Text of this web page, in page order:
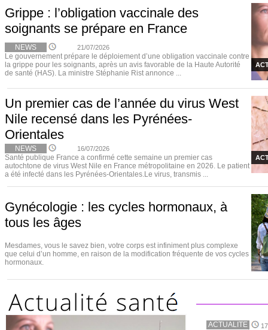
Grippe : l’obligation vaccinale des
soignants se prépare en France
NEWS 21/07/2026
Le gouvernement prépare le déploiement d’une obligation vaccinale contre
la grippe pour les soignants, après un avis favorable de la Haute Autorité
de santé (HAS). La ministre Stéphanie Rist annonce ...
Un premier cas de l’année du virus West
Nile recensé dans les Pyrénées-
Orientales
NEWS 16/07/2026
Santé publique France a confirmé cette semaine un premier cas
autochtone de virus West Nile en France métropolitaine en 2026. Le patient
a été infecté dans les Pyrénées-Orientales.Le virus, transmis ...
Gynécologie : les cycles hormonaux, à
tous les âges
Mesdames, vous le savez bien, votre corps est infiniment plus complexe
que celui d’un homme, en raison de la modification fréquente de vos cycles
hormonaux.
ACTUALITE